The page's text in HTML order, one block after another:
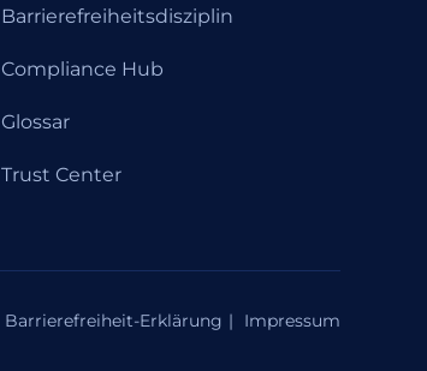
Barrierefreiheitsdisziplin
Compliance Hub
Glossar
Trust Center
Barrierefreiheit-Erklärung Impressum